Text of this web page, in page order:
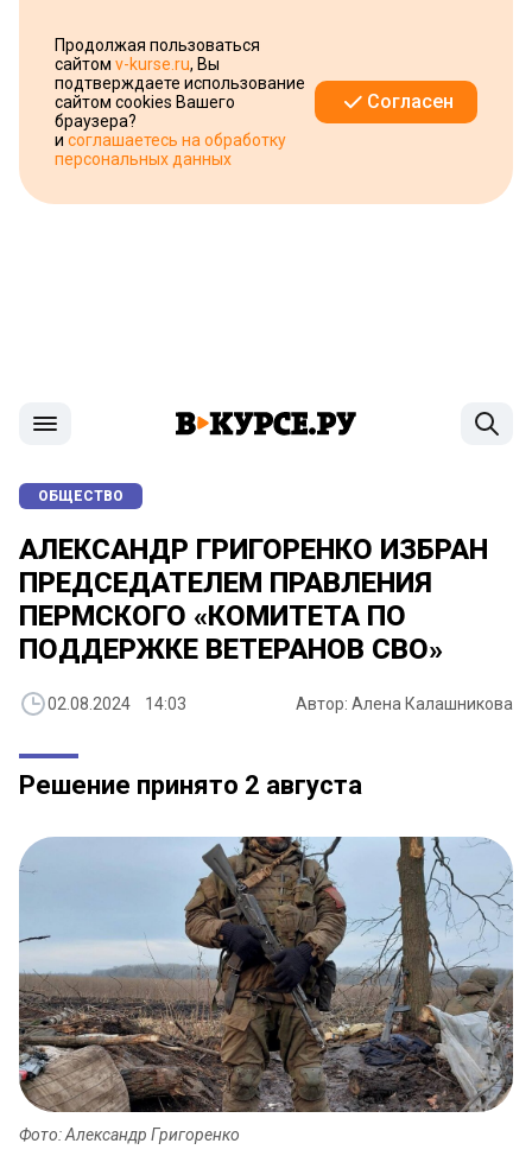
Продолжая пользоваться
сайтом v-kurse.ru, Вы
подтверждаете использование
сайтом cookies Вашего
браузера?
и соглашаетесь на обработку
персональных данных
Согласен
ОБЩЕСТВО
АЛЕКСАНДР ГРИГОРЕНКО ИЗБРАН
ПРЕДСЕДАТЕЛЕМ ПРАВЛЕНИЯ
ПЕРМСКОГО «КОМИТЕТА ПО
ПОДДЕРЖКЕ ВЕТЕРАНОВ СВО»
02.08.2024 14:03 Автор: Алена Калашникова
Решение принято 2 августа
Фото: Александр Григоренко